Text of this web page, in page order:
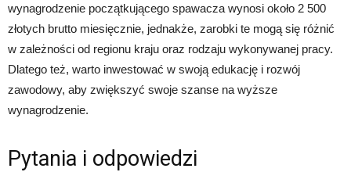
wynagrodzenie początkującego spawacza wynosi około 2 500
złotych brutto miesięcznie, jednakże, zarobki te mogą się różnić
w zależności od regionu kraju oraz rodzaju wykonywanej pracy.
Dlatego też, warto inwestować w swoją edukację i rozwój
zawodowy, aby zwiększyć swoje szanse na wyższe
wynagrodzenie.
Pytania i odpowiedzi